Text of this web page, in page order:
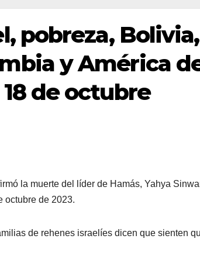
pobreza,
y América
de octubre
la muerte del líder de Hamás, Yahya
octubre de 2023.
de rehenes israelíes dicen que sienten